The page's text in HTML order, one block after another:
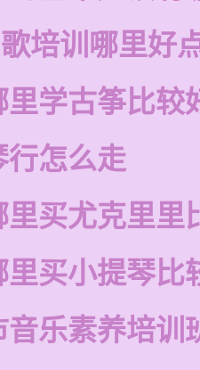
培训哪里好
里学古筝比较
行怎么走
里买尤克里里
里买小提琴比
音乐素养培训